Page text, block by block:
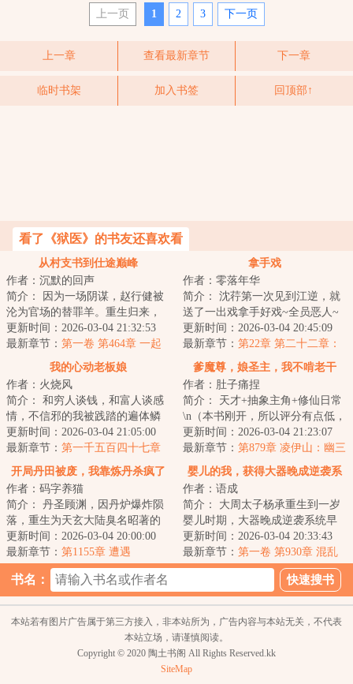
上一页 1 2 3 下一页
上一章 查看最新章节 下一章
临时书架 加入书签 回顶部↑
看了《狱医》的书友还喜欢看
从村支书到仕途巅峰
作者：沉默的回声
简介： 因为一场阴谋，赵行健被
沦为官场的替罪羊。重生归来，
凭借他超前认知，什么官商勾
结、尔虞...
更新时间：2026-03-04 21:32:53
最新章节： 第一卷 第464章 一起
拿手戏
作者：零落年华
简介： 沈荇第一次见到江逆，就
送了一出戏拿手好戏~全员恶人~
暗黑系，有阴谋，女主稳准狠，
男主...
更新时间：2026-03-04 20:45:09
最新章节： 第22章 第二十二章：
我的心动老板娘
作者：火烧风
简介： 和穷人谈钱，和富人谈感
情，不信邪的我被践踏的遍体鳞
伤...直到老板娘出现，我才发现
我...
更新时间：2026-03-04 21:05:00
最新章节： 第一千五百四十七章
意外
爹魔尊，娘圣主，我不啃老干
嘛？
作者：肚子痛捏
简介： 天才+抽象主角+修仙日常
\n（本书刚开，所以评分有点低，
以后会涨的，不要走啊）\n龙...
更新时间：2026-03-04 21:23:07
最新章节： 第879章 凌伊山：幽三
雷，让你看看我的成长！
开局丹田被废，我靠炼丹杀疯了
作者：码字养猫
简介： 丹圣顾渊，因丹炉爆炸陨
落，重生为天玄大陆臭名昭著的
纨绔少爷。丹田被废，家族倾
颓，强敌...
更新时间：2026-03-04 20:00:00
最新章节： 第1155章 遭遇
婴儿的我，获得大器晚成逆袭系
作者：语成
简介： 大周太子杨承重生到一岁
婴儿时期，大器晚成逆袭系统早
到了五百年。
...
更新时间：2026-03-04 20:33:43
最新章节： 第一卷 第930章 混乱
污染
书名：
本站若有图片广告属于第三方接入，非本站所为，广告内容与本站无关，不代表
本站立场，请谨慎阅读。
Copyright © 2020 陶土书阁 All Rights Reserved.kk
SiteMap